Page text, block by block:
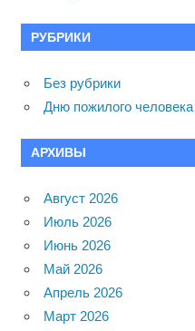
РУБРИКИ
Без рубрики
Дню пожилого
АРХИВЫ
Август 2026
Июль 2026
Июнь 2026
Май 2026
Апрель 2026
Март 2026